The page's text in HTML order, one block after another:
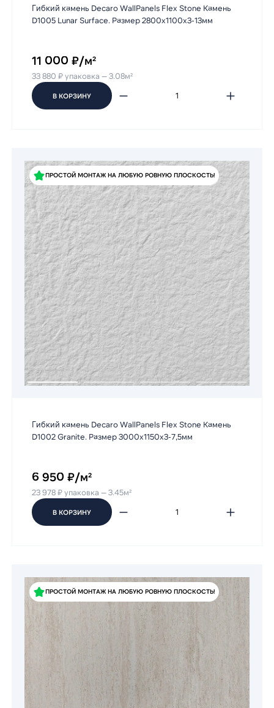
Гибкий камень Decaro WallPanels Flex Stone Камень
D1005 Lunar Surface. Размер 2800х1100х3-13мм
11 000 ₽/м²
33 880 ₽ упаковка — 3.08м²
В КОРЗИНУ
ПРОСТОЙ МОНТАЖ НА ЛЮБУЮ РОВНУЮ ПЛОСКОСТЬ!
Гибкий камень Decaro WallPanels Flex Stone Камень
D1002 Granite. Размер 3000х1150х3-7,5мм
6 950 ₽/м²
23 978 ₽ упаковка — 3.45м²
В КОРЗИНУ
ПРОСТОЙ МОНТАЖ НА ЛЮБУЮ РОВНУЮ ПЛОСКОСТЬ!